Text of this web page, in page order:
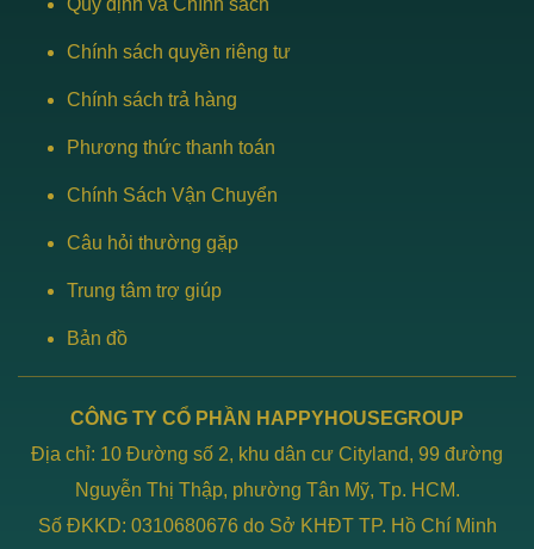
Chính sách quyền riêng tư
Chính sách trả hàng
Phương thức thanh toán
Chính Sách Vận Chuyển
Câu hỏi thường gặp
Trung tâm trợ giúp
Bản đồ
CÔNG TY CỔ PHẦN HAPPYHOUSEGROUP
Địa chỉ: 10 Đường số 2, khu dân cư Cityland, 99 đường
Nguyễn Thị Thập, phường Tân Mỹ, Tp. HCM.
Số ĐKKD: 0310680676 do Sở KHĐT TP. Hồ Chí Minh